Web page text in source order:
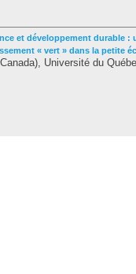
et développement durable
« vert » dans la petite
Université du